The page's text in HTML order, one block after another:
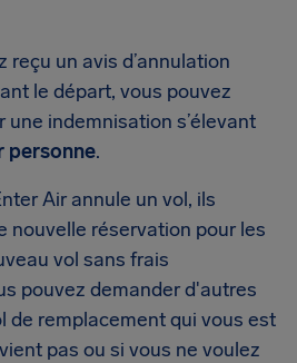
reçu un avis d’annulation
le départ, vous pouvez
indemnisation s’élevant
personne.
Air annule un vol, ils
nouvelle réservation pour les
vol sans frais
pouvez demander d'autres
de remplacement qui vous est
pas ou si vous ne voulez